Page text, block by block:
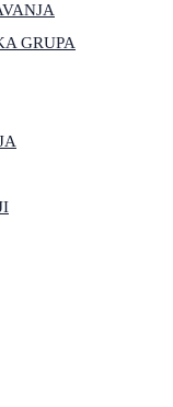
GRUPA